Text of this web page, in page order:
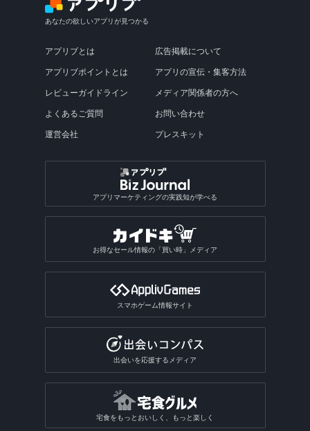
あなたの欲しいアプリが見つかる
アプリブとは
アプリブポイントとは
レビューガイドライン
よくあるご質問
運営会社
広告掲載について
アプリの宣伝・集客方法
メディア関係者の方へ
お問い合わせ
プレスキット
アプリマーケティングの実践知が学べる
お得なセール情報の「買い時」メディア
スマホゲーム情報サイト
出会いを応援するメディア
宅食をもっとおいしく、もっと楽しく